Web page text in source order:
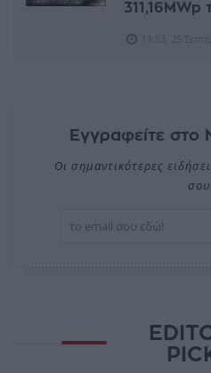
311,16MWp
Εγγραφείτε
Οι σημαντικότερες
σου